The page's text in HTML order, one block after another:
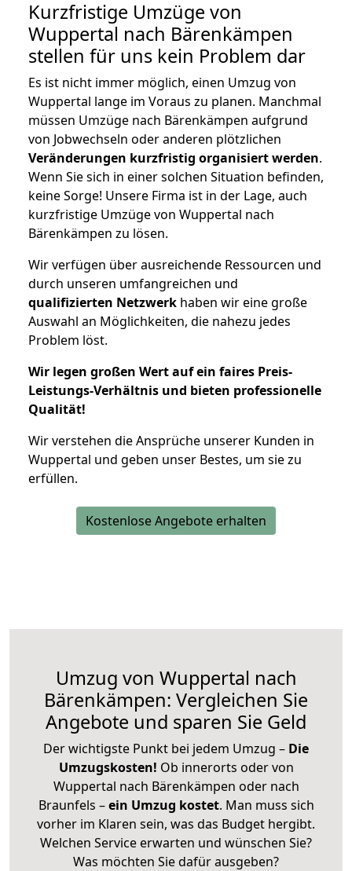
Kurzfristige Umzüge von
Wuppertal nach Bärenkämpen
stellen für uns kein Problem dar
Es ist nicht immer möglich, einen Umzug von
Wuppertal lange im Voraus zu planen. Manchmal
müssen Umzüge nach Bärenkämpen aufgrund
von Jobwechseln oder anderen plötzlichen
Veränderungen kurzfristig organisiert werden.
Wenn Sie sich in einer solchen Situation befinden,
keine Sorge! Unsere Firma ist in der Lage, auch
kurzfristige Umzüge von Wuppertal nach
Bärenkämpen zu lösen.
Wir verfügen über ausreichende Ressourcen und
durch unseren umfangreichen und
qualifizierten Netzwerk haben wir eine große
Auswahl an Möglichkeiten, die nahezu jedes
Problem löst.
Wir legen großen Wert auf ein faires Preis-
Leistungs-Verhältnis und bieten professionelle
Qualität!
Wir verstehen die Ansprüche unserer Kunden in
Wuppertal und geben unser Bestes, um sie zu
erfüllen.
Kostenlose Angebote erhalten
Umzug von Wuppertal nach
Bärenkämpen: Vergleichen Sie
Angebote und sparen Sie Geld
Der wichtigste Punkt bei jedem Umzug – Die
Umzugskosten! Ob innerorts oder von
Wuppertal nach Bärenkämpen oder nach
Braunfels –ein Umzug kostet. Man muss sich
vorher im Klaren sein, was das Budget hergibt.
Welchen Service erwarten und wünschen Sie?
Was möchten Sie dafür ausgeben?